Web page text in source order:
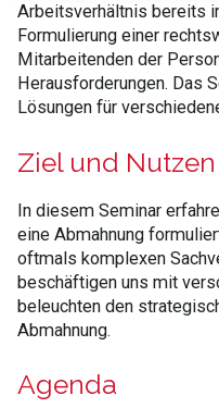
Arbeitsverhältnis bereits
Formulierung einer
Mitarbeitenden der
Herausforderungen. Das
Lösungen für
Ziel und Nutzen
In diesem Seminar
eine Abmahnung
oftmals komplexen
beschäftigen uns mit
beleuchten den
Abmahnung.
Agenda